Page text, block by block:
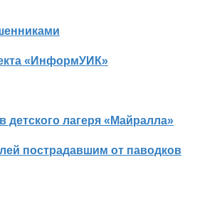
«ИнформУИК»
детского лагеря «Майралла»
пострадавшим от паводков